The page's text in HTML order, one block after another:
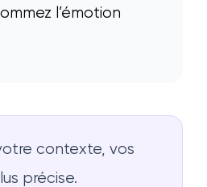
l’émotion
contexte, vos
précise.